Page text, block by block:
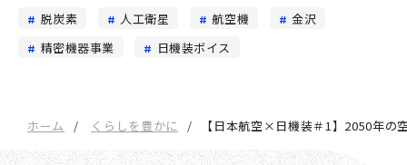
脱炭素
人工衛星 航空機
金沢
精密機器事業
日機装ボイス
ホーム くらしを豊かに 【日本航空×日機装＃1】2050年の